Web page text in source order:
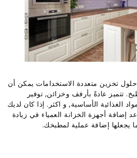
حلول تخزين متعددة الاستخدامات يمكن أن
تتميز عادةً بأرفف وخزائن, توفير
الغذائية الأساسية, و اكثر. إذا كان لديك
إضافة أجهزة الخزانة العمياء في زيادة
يجعلها إضافة عملية لمطبخك.